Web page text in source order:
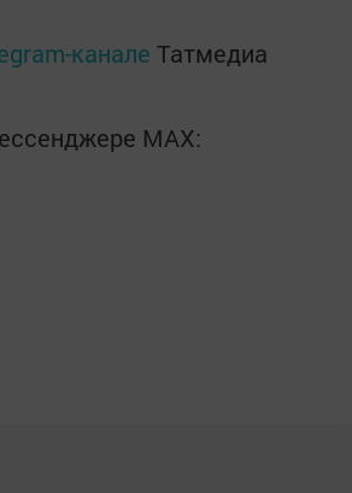
канале Татмедиа
MАХ: